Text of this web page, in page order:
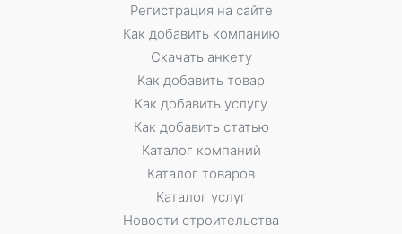
Регистрация на сайте
Как добавить компанию
Скачать анкету
Как добавить товар
Как добавить услугу
Как добавить статью
Каталог компаний
Каталог товаров
Каталог услуг
Новости строительства